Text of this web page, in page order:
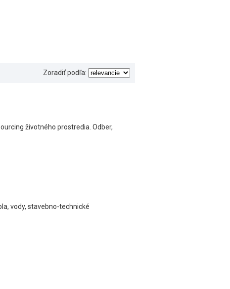
Zoradiť podľa:
životného prostredia. Odber,
vody, stavebno-technické